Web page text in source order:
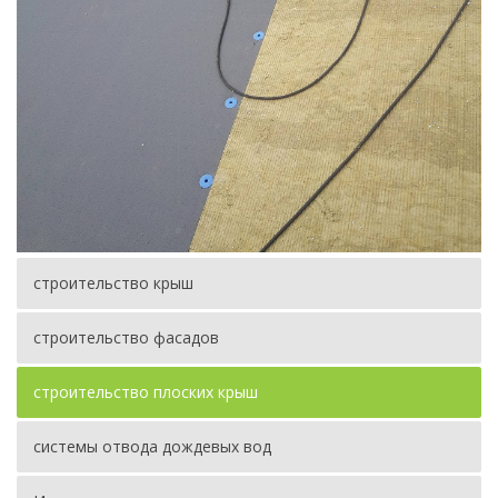
строительство крыш
строительство фасадов
строительство плоских крыш
системы отвода дождевых вод